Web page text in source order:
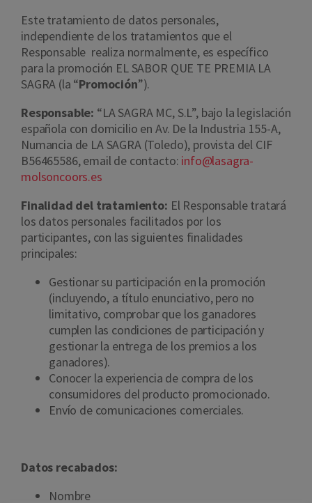
Este tratamiento de datos personales,
independiente de los tratamientos que el
Responsable realiza normalmente, es específico
para la promoción EL SABOR QUE TE PREMIA LA
SAGRA (la “Promoción”).
Responsable: “LA SAGRA MC, S.L”, bajo la legislación
española con domicilio en Av. De la Industria 155-A,
Numancia de LA SAGRA (Toledo), provista del CIF
B56465586,email de contacto: info@lasagra-
molsoncoors.es
Finalidad del tratamiento: El Responsable tratará
los datos personales facilitados por los
participantes, con las siguientes finalidades
principales:
Gestionar su participación en la promoción
(incluyendo, a título enunciativo, pero no
limitativo, comprobar que los ganadores
cumplen las condiciones de participación y
gestionar la entrega de los premios a los
ganadores).
Conocer la experiencia de compra de los
consumidores del producto promocionado.
Envío de comunicaciones comerciales.
Datos recabados:
Nombre